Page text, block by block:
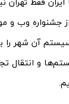
جشنواره وب و
آن شهر را
و انتقال